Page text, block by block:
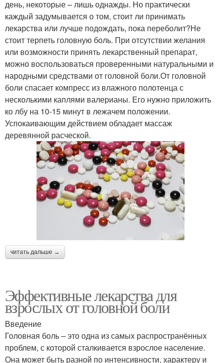
день, некоторые – лишь однажды. Но практически
каждый задумывается о том, стоит ли принимать
лекарства или лучше подождать, пока переболит?Не
стоит терпеть головную боль. При отсутствии желания
или возможности принять лекарственный препарат,
можно воспользоваться проверенными натуральными и
народными средствами от головной боли.От головной
боли спасает компресс из влажного полотенца с
несколькими каплями валерианы. Его нужно приложить
ко лбу на 10-15 минут в лежачем положении.
Успокаивающим действием обладает массаж
деревянной расческой.
читать дальше →
Эффективные лекарства для
взрослых от головной боли
Введение
Головная боль – это одна из самых распространённых
проблем, с которой сталкивается взрослое население.
Она может быть разной по интенсивности, характеру и